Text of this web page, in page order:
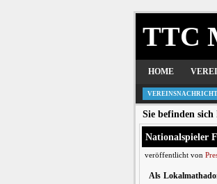
TTC
HOME
Sie befinden sich
Nationalspieler
veröffentlicht von
Als